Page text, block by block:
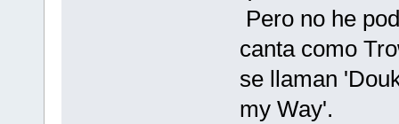
Pero no he
canta como
se llaman
my Way'.